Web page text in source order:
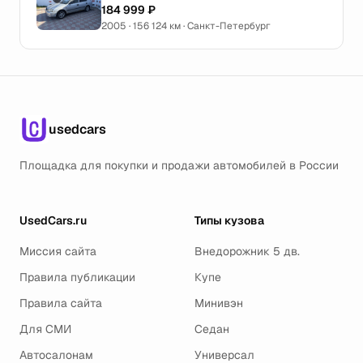
184 999 ₽
2005 · 156 124 км · Санкт-Петербург
usedcars
Площадка для покупки и продажи автомобилей в России
UsedCars.ru
Миссия сайта
Правила публикации
Правила сайта
Для СМИ
Автосалонам
Типы кузова
Внедорожник 5 дв.
Купе
Минивэн
Седан
Универсал